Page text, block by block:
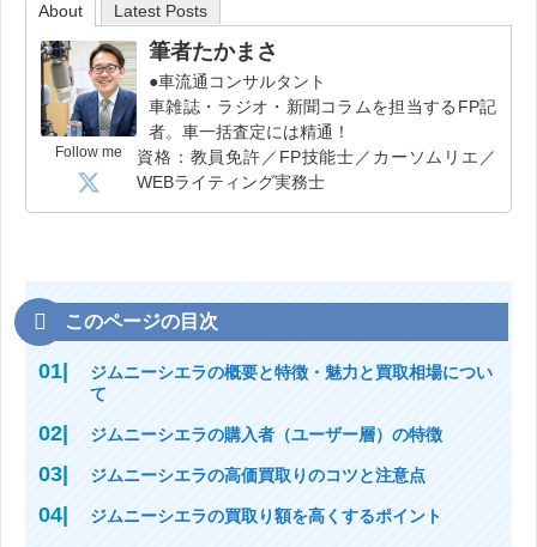
About Latest Posts
Follow me
筆者たかまさ
●車流通コンサルタント
車雑誌・ラジオ・新聞コラムを担当するFP記
者。車一括査定には精通！
資格：教員免許／FP技能士／カーソムリエ／
WEBライティング実務士
このページの目次
ジムニーシエラの概要と特徴・魅力と買取相場につい
て
ジムニーシエラの購入者（ユーザー層）の特徴
ジムニーシエラの高価買取りのコツと注意点
ジムニーシエラの買取り額を高くするポイント